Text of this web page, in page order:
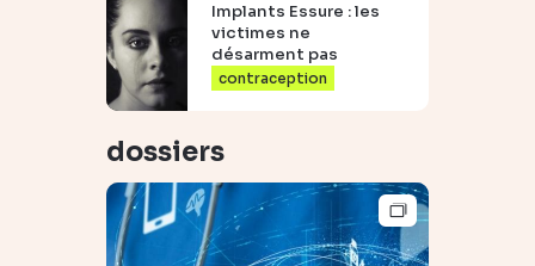
Implants Essure : les
victimes ne
désarment pas
contraception
dossiers